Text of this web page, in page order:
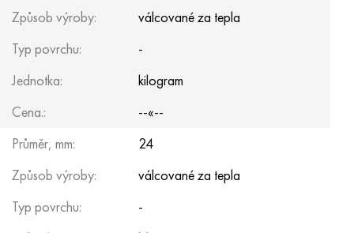
Způsob výroby:
válcované za tepla
Typ povrchu:
-
Jednotka:
kilogram
Cena.:
--«--
Průměr, mm:
24
Způsob výroby:
válcované za tepla
Typ povrchu:
-